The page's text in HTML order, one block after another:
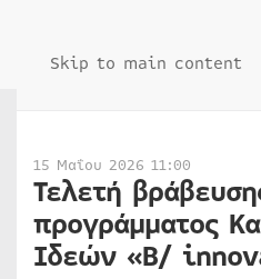
Skip to main content
15 Μαΐου 2026 11:00
Τελετή
προγράμματος
Ιδεών «B/